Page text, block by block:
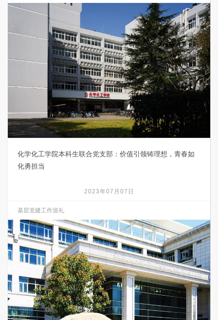
化学化工学院本科生联合党支部：价值引领铸理想，青春如
化勇担当
2023年07月07日
基层党建工作巡礼